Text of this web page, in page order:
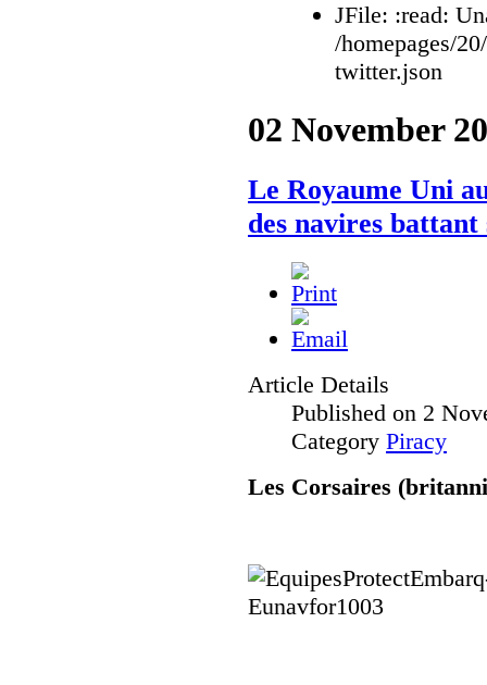
JFile: :read:
/homepages/
twitter.json
02 November
Le Royaume Uni
des navires
Article Details
Published on 2
Category Piracy
Les Corsaires